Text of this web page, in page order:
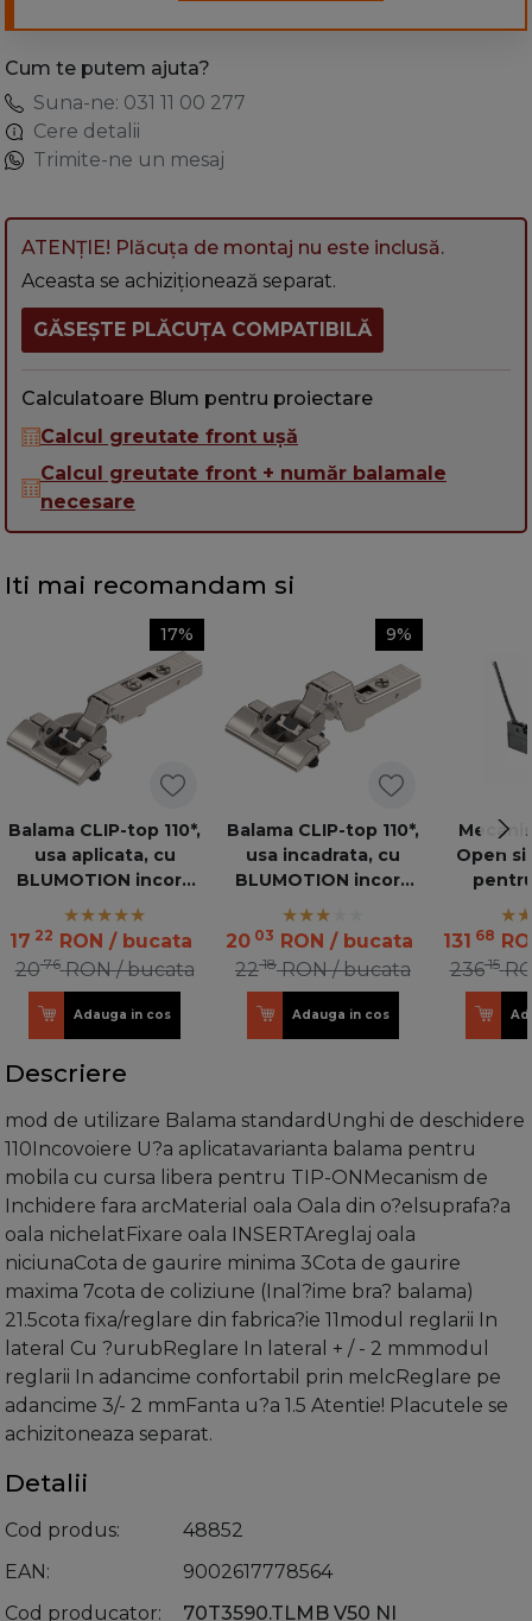
Cum te putem ajuta?
Suna-ne: 031 11 00 277
Cere detalii
Trimite-ne un mesaj
ATENȚIE! Plăcuța de montaj nu este inclusă.
Aceasta se achiziționează separat.
GĂSEȘTE PLĂCUȚA COMPATIBILĂ
Calculatoare Blum pentru proiectare
Calcul greutate front ușă
Calcul greutate front + număr balamale
necesare
Iti mai recomandam si
17%
Balama CLIP-top 110*,
usa aplicata, cu
BLUMOTION incorp
INSERTA 71B3590 MB
V250 NI
17 22 RON / bucata
2076 RON / bucata
Adauga in cos
9%
Balama CLIP-top 110*,
usa incadrata, cu
BLUMOTION incorp
INSERTA 71B3790 MB
V250 NI
20 03 RON / bucata
2218 RON / bucata
Adauga in cos
Open
131 68
23615
Descriere
mod de utilizare Balama standardUnghi de deschidere
110Incovoiere U?a aplicatavarianta balama pentru
mobila cu cursa libera pentru TIP-ONMecanism de
Inchidere fara arcMaterial oala Oala din o?elsuprafa?a
oala nichelatFixare oala INSERTAreglaj oala
niciunaCota de gaurire minima 3Cota de gaurire
maxima 7cota de coliziune (Inal?ime bra? balama)
21.5cota fixa/reglare din fabrica?ie 11modul reglarii In
lateral Cu ?urubReglare In lateral + / - 2 mmmodul
reglarii In adancime confortabil prin melcReglare pe
adancime 3/- 2 mmFanta u?a 1.5 Atentie! Placutele se
achizitoneaza separat.
Detalii
Cod produs
48852
EAN
9002617778564
Cod producator
70T3590.TLMB V50 NI